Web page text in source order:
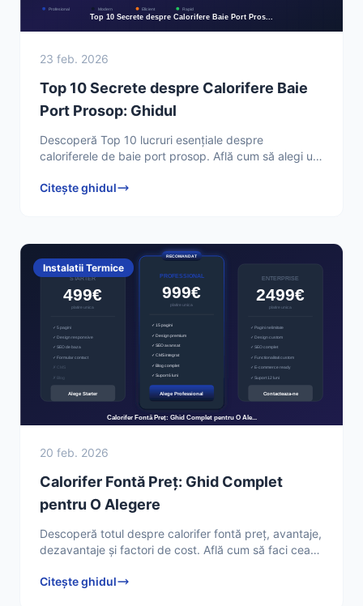
23 feb. 2026
Top 10 Secrete despre Calorifere Baie
Port Prosop: Ghidul
Descoperă Top 10 lucruri esențiale despre
caloriferele de baie port prosop. Află cum să alegi un
Citește ghidul
Instalatii Termice
20 feb. 2026
Calorifer Fontă Preț: Ghid Complet
pentru O Alegere
Descoperă totul despre calorifer fontă preț, avantaje,
dezavantaje și factori de cost. Află cum să faci cea
Citește ghidul